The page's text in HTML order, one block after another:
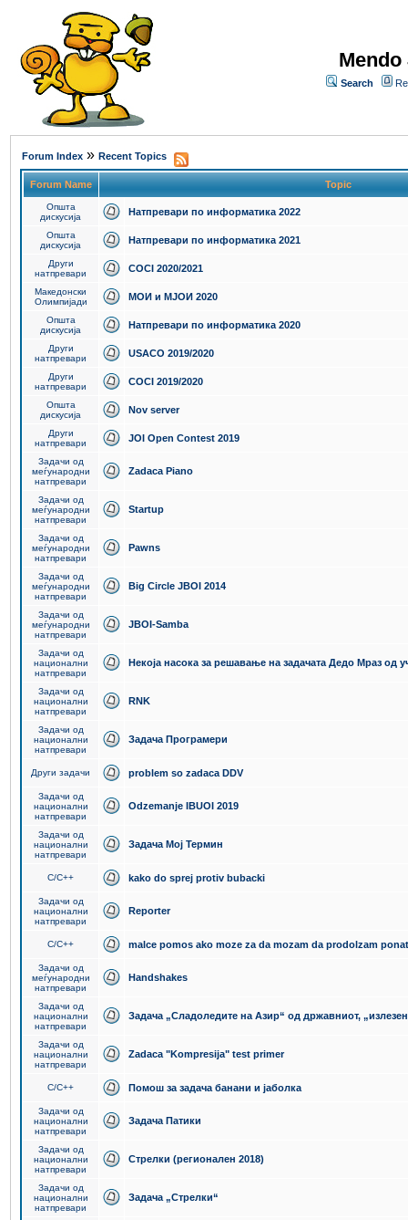
Search
Forum Index » Recent Topics
Forum Name Topic
Општа
дискусија
Натпревари по информатика 2022
Општа
дискусија
Натпревари по информатика 2021
Други
натпревари
COCI 2020/2021
Македонски
Олимпијади
МОИ и МЈОИ 2020
Општа
дискусија
Натпревари по информатика 2020
Други
натпревари
USACO 2019/2020
Други
натпревари
COCI 2019/2020
Општа
дискусија
Nov server
Други
натпревари
JOI Open Contest 2019
Задачи од
меѓународни
натпревари
Zadaca Piano
Задачи од
меѓународни
натпревари
Startup
Задачи од
меѓународни
натпревари
Pawns
Задачи од
меѓународни
натпревари
Big Circle JBOI 2014
Задачи од
меѓународни
натпревари
JBOI-Samba
Задачи од
национални
натпревари
Некоја насока за решавање на задачата Дедо Мраз од
Задачи од
национални
натпревари
RNK
Задачи од
национални
натпревари
Задача Програмери
Други задачи problem so zadaca DDV
Задачи од
национални
натпревари
Odzemanje IBUOI 2019
Задачи од
национални
натпревари
Задача Мој Термин
C/C++ kako do sprej protiv bubacki
Задачи од
национални
натпревари
Reporter
C/C++ malce pomos ako moze za da mozam da prodolzam
Задачи од
меѓународни
натпревари
Handshakes
Задачи од
национални
натпревари
Задача „Сладоледите на Азир“ од државниот,
Задачи од
национални
натпревари
Zadaca "Kompresija" test primer
C/C++ Помош за задача банани и јаболка
Задачи од
национални
натпревари
Задача Патики
Задачи од
национални
натпревари
Стрелки (регионален 2018)
Задачи од
национални
натпревари
Задача „Стрелки“